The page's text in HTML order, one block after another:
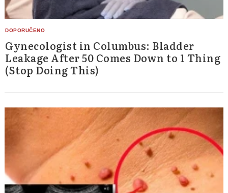
Gynecologist in Columbus: Bladder
Leakage After 50 Comes Down to 1 Thing
(Stop Doing This)